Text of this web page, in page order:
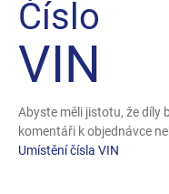
Číslo
VIN
Abyste měli jistotu, že díly
komentáři k objednávce
Umístění čísla VIN